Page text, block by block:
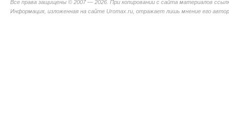
Все права защищены © 2007 — 2026. При копировании с сайта материалов
Информация, изложенная на сайте Uromax.ru, отражает лишь мнение его